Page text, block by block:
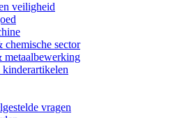
veiligheid
sector
vragen